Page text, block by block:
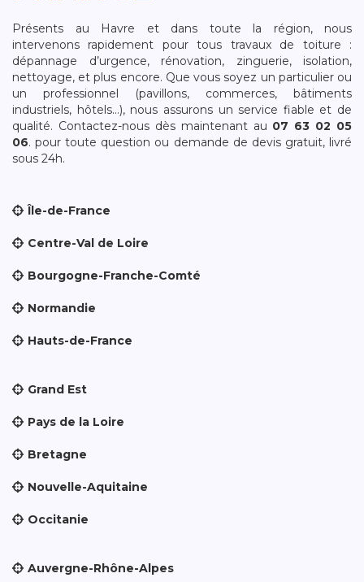
Présents au Havre et dans toute la région, nous
intervenons rapidement pour tous travaux de toiture :
dépannage d’urgence, rénovation, zinguerie, isolation,
nettoyage, et plus encore. Que vous soyez un particulier ou
un professionnel (pavillons, commerces, bâtiments
industriels, hôtels…), nous assurons un service fiable et de
qualité. Contactez-nous dès maintenant au 07 63 02 05
06. pour toute question ou demande de devis gratuit, livré
sous 24h.
Île-de-France
Centre-Val de Loire
Bourgogne-Franche-Comté
Normandie
Hauts-de-France
Grand Est
Pays de la Loire
Bretagne
Nouvelle-Aquitaine
Occitanie
Auvergne-Rhône-Alpes